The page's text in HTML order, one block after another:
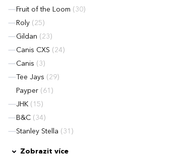
Fruit of the Loom (30)
Roly (25)
Gildan (23)
Canis CXS (24)
Canis (3)
Tee Jays (29)
Payper (61)
JHK (15)
B&C (34)
Stanley Stella (31)
Zobrazit více